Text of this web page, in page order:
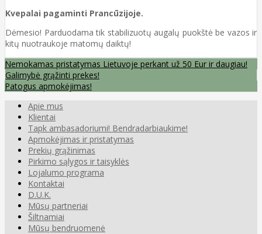
Kvepalai pagaminti Prancūzijoje.
Dėmesio! Parduodama tik stabilizuotų augalų puokštė be vazos ir
kitų nuotraukoje matomų daiktų!
Nemokamas pristatymas Lietuvoje perkant už 50 Eur ir daugiau!
Galimybė grąžinti prekes!
Patogus apmokėjimas!
Apie mus
Klientai
Tapk ambasadoriumi! Bendradarbiaukime!
Apmokėjimas ir pristatymas
Prekių grąžinimas
Pirkimo sąlygos ir taisyklės
Lojalumo programa
Kontaktai
D.U.K.
Mūsų partneriai
Šiltnamiai
Mūsų bendruomenė